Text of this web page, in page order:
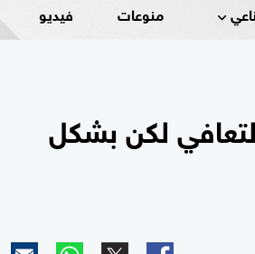
منوعات فيديو
لكن بشكل